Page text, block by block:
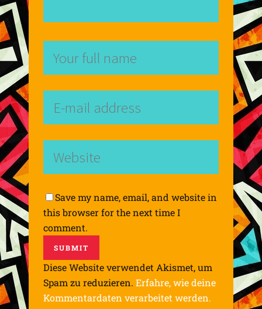
Save my name, email, and website in
this browser for the next time I
comment.
Diese Website verwendet Akismet, um
Spam zu reduzieren. Erfahre, wie deine
Kommentardaten verarbeitet werden.